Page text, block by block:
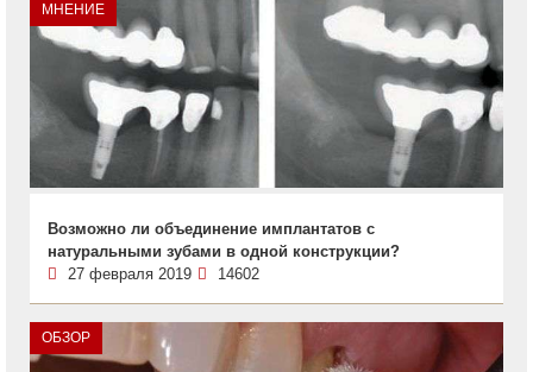
МНЕНИЕ
Возможно ли объединение имплантатов с
натуральными зубами в одной конструкции?
27 февраля 2019
14602
ОБЗОР